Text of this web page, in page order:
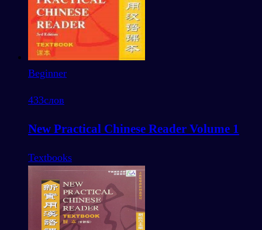
Beginner
433слов
New Practical Chinese Reader Volume 1
Textbooks